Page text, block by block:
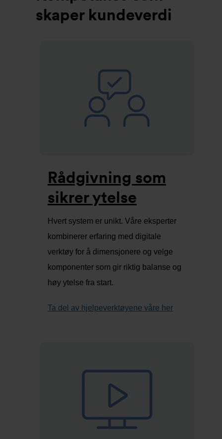
skaper kundeverdi
Rådgivning som
sikrer ytelse
Hvert system er unikt. Våre eksperter
kombinerer erfaring med digitale
verktøy for å dimensjonere og velge
komponenter som gir riktig balanse og
høy ytelse fra start.
Ta del av hjelpeverktøyene våre her